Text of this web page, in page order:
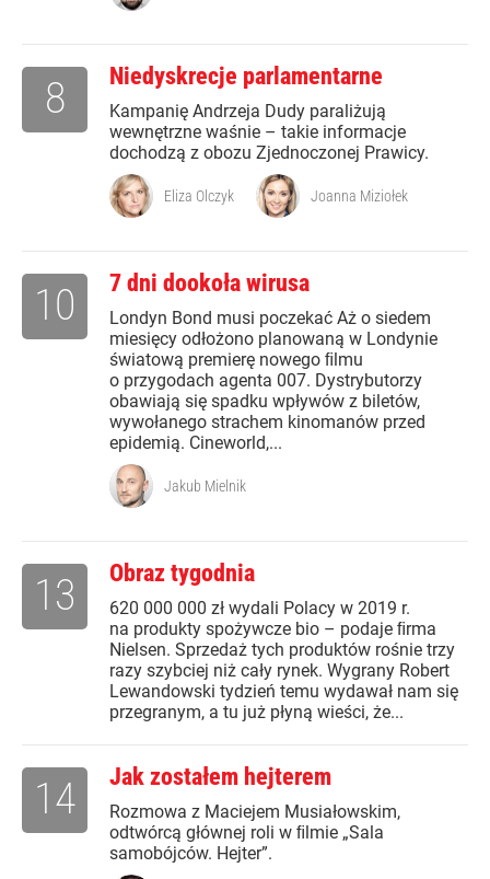
Niedyskrecje parlamentarne
Kampanię Andrzeja Dudy paraliżują
wewnętrzne waśnie – takie informacje
dochodzą z obozu Zjednoczonej Prawicy.
8
Eliza Olczyk Joanna Miziołek
7 dni dookoła wirusa
Londyn Bond musi poczekać Aż o siedem
miesięcy odłożono planowaną w Londynie
światową premierę nowego ﬁlmu
o przygodach agenta 007. Dystrybutorzy
obawiają się spadku wpływów z biletów,
wywołanego strachem kinomanów przed
epidemią. Cineworld,...
10
Jakub Mielnik
Obraz tygodnia
620 000 000 zł wydali Polacy w 2019 r.
na produkty spożywcze bio – podaje ﬁrma
Nielsen. Sprzedaż tych produktów rośnie trzy
razy szybciej niż cały rynek. Wygrany Robert
Lewandowski tydzień temu wydawał nam się
przegranym, a tu już płyną wieści, że...
13
Jak zostałem hejterem
Rozmowa z Maciejem Musiałowskim,
odtwórcą głównej roli w ﬁlmie „Sala
samobójców. Hejter”.
14